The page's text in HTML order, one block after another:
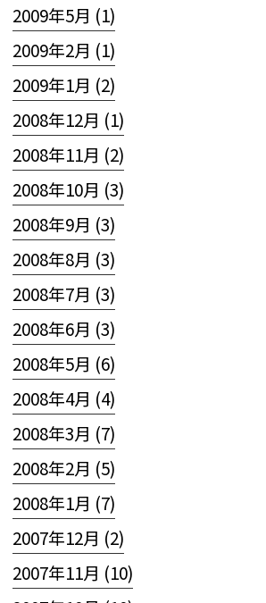
2009年5月 (1)
2009年2月 (1)
2009年1月 (2)
2008年12月 (1)
2008年11月 (2)
2008年10月 (3)
2008年9月 (3)
2008年8月 (3)
2008年7月 (3)
2008年6月 (3)
2008年5月 (6)
2008年4月 (4)
2008年3月 (7)
2008年2月 (5)
2008年1月 (7)
2007年12月 (2)
2007年11月 (10)